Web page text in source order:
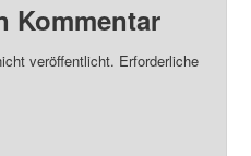
Kommentar
veröffentlicht. Erforderliche